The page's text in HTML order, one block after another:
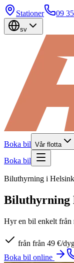
Stationer 09
sv
Boka bil Vår flotta
Boka bil
Biluthyrning i
Biluthyrning
Hyr en bil enkelt från
från från 49 €/
Boka bil online